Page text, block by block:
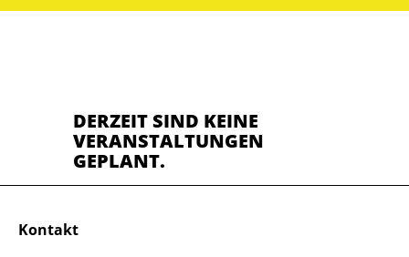
DERZEIT SIND KEINE
VERANSTALTUNGEN
GEPLANT.
Kontakt